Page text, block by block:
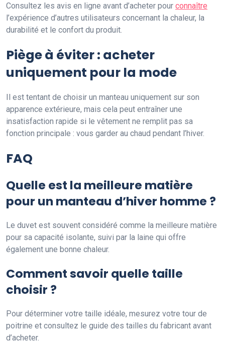
Consultez les avis en ligne avant d’acheter pour connaître
l’expérience d’autres utilisateurs concernant la chaleur, la
durabilité et le confort du produit.
Piège à éviter : acheter
uniquement pour la mode
Il est tentant de choisir un manteau uniquement sur son
apparence extérieure, mais cela peut entraîner une
insatisfaction rapide si le vêtement ne remplit pas sa
fonction principale : vous garder au chaud pendant l’hiver.
FAQ
Quelle est la meilleure matière
pour un manteau d’hiver homme ?
Le duvet est souvent considéré comme la meilleure matière
pour sa capacité isolante, suivi par la laine qui offre
également une bonne chaleur.
Comment savoir quelle taille
choisir ?
Pour déterminer votre taille idéale, mesurez votre tour de
poitrine et consultez le guide des tailles du fabricant avant
d’acheter.